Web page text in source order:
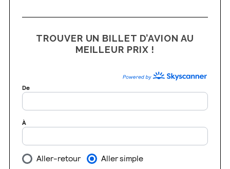
TROUVER UN BILLET D’AVION AU
MEILLEUR PRIX !